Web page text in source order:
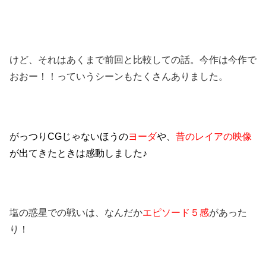
けど、それはあくまで前回と比較しての話。今作は今作で
おおー！！っていうシーンもたくさんありました。
がっつりCGじゃないほうのヨーダや、 昔のレイアの映像
が出てきたときは感動しました♪
塩の惑星での戦いは、なんだかエピソード５感があった
り！